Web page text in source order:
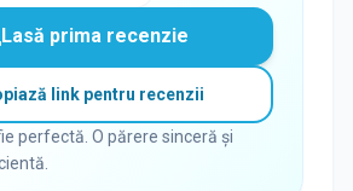
Lasă prima recenzie
link pentru recenzii
perfectă. O părere sinceră și